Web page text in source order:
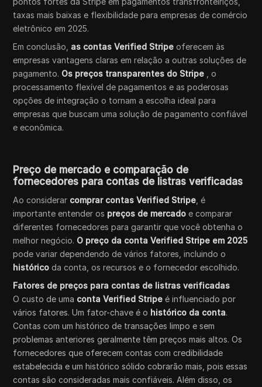
taxas mais baixas e flexibilidade para empresas de comércio
eletrônico em 2025.
Em conclusão, as contas Verified Stripe oferecem às
empresas vantagens claras em relação a outras soluções de
pagamento. Os preços transparentes do Stripe , o
processamento flexível de pagamentos e as poderosas
opções de integração o tornam a escolha ideal para
empresas que buscam uma solução de pagamento confiável
e econômica.
Preço de mercado e comparação de
fornecedores para contas de listras verificadas
Ao considerar comprar contas Verified Stripe , é
importante entender os preços de mercado e comparar
diferentes fornecedores para garantir que você obtenha o
melhor negócio. O preço da conta Verified Stripe em 2025
pode variar dependendo de vários fatores, incluindo o
histórico da conta, os recursos e o fornecedor escolhido.
Fatores de preços para contas de listras verificadas
O custo de uma conta Verified Stripe é influenciado por
vários fatores. Um fator-chave é o histórico da conta.
Contas com um histórico de transações limpo e sem
problemas anteriores geralmente têm preços mais altos. Os
fornecedores que oferecem contas com credibilidade
estabelecida e um histórico sólido cobrarão mais, pois essas
contas são consideradas mais confiáveis. Além disso, os